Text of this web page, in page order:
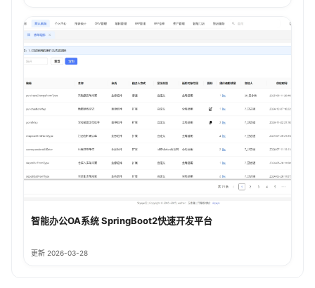
智能办公OA系统 SpringBoot2快速开发平台
更新 2026-03-28